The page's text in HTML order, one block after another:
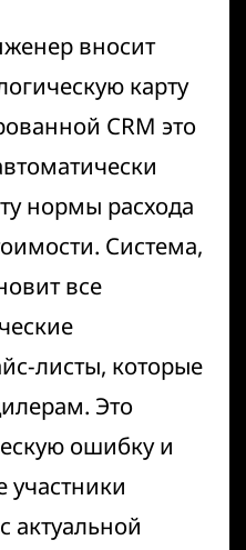
вносит
карту
CRM это
нормы расхода
Система,
все
листы, которые
Это
ошибку и
участники
актуальной